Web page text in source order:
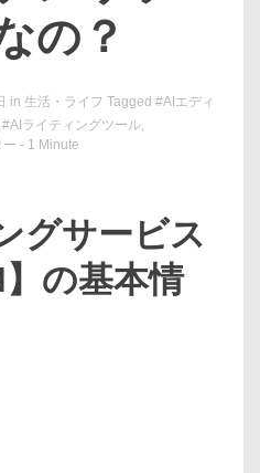
の？
in 生活・ライフ Tagged #AIエディ
#AIライティングツール,
- 1 Minute
グサービス
】の基本情